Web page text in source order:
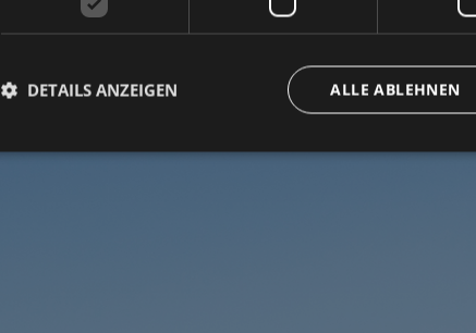
ALLE ABLEHNEN
DETAILS ANZEIGEN